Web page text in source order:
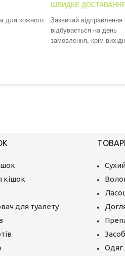
для кожного.
ШВИДКЕ
Зазвичай відправлення
відбувається на день
замовлення, крім
кішок
для туалету
Одяг